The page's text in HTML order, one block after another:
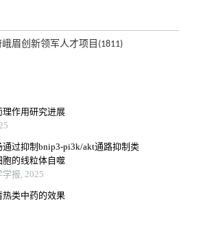
眉创新领军人才项目(1811)